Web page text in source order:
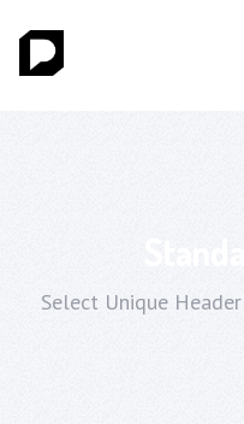
Select Unique